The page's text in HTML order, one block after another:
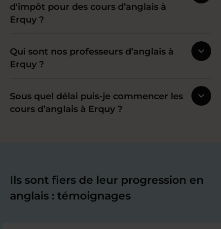
d'impôt pour des cours d’anglais à
Erquy ?
Qui sont nos professeurs d’anglais à
Erquy ?
Sous quel délai puis-je commencer les
cours d’anglais à Erquy ?
Ils sont fiers de leur progression en
anglais : témoignages